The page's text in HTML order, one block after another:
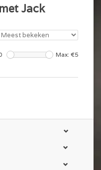
Jack
Max: €5